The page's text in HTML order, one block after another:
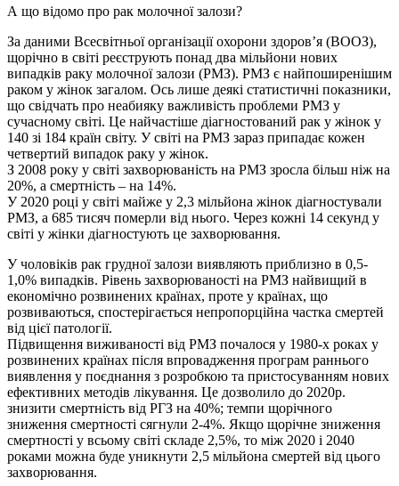
А що відомо про рак молочної залози?
За даними Всесвітньої організації охорони здоров’я (ВООЗ),
щорічно в світі реєструють понад два мільйони нових
випадків раку молочної залози (РМЗ). РМЗ є найпоширенішим
раком у жінок загалом. Ось лише деякі статистичні показники,
що свідчать про неабияку важливість проблеми РМЗ у
сучасному світі. Це найчастіше діагностований рак у жінок у
140 зі 184 країн світу. У світі на РМЗ зараз припадає кожен
четвертий випадок раку у жінок.
З 2008 року у світі захворюваність на РМЗ зросла більш ніж на
20%, а смертність – на 14%.
У 2020 році у світі майже у 2,3 мільйона жінок діагностували
РМЗ, а 685 тисяч померли від нього. Через кожні 14 секунд у
світі у жінки діагностують це захворювання.
У чоловіків рак грудної залози виявляють приблизно в 0,5-
1,0% випадків. Рівень захворюваності на РМЗ найвищий в
економічно розвинених країнах, проте у країнах, що
розвиваються, спостерігається непропорційна частка смертей
від цієї патології.
Підвищення виживаності від РМЗ почалося у 1980-х роках у
розвинених країнах після впровадження програм раннього
виявлення у поєднання з розробкою та пристосуванням нових
ефективних методів лікування. Це дозволило до 2020р.
знизити смертність від РГЗ на 40%; темпи щорічного
зниження смертності сягнули 2-4%. Якщо щорічне зниження
смертності у всьому світі складе 2,5%, то між 2020 і 2040
роками можна буде уникнути 2,5 мільйона смертей від цього
захворювання.